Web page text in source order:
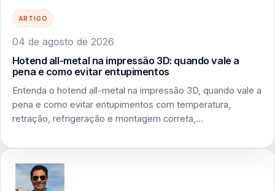
ARTIGO
04 de agosto de 2026
Hotend all-metal na impressão 3D: quando vale a
pena e como evitar entupimentos
Entenda o hotend all-metal na impressão 3D, quando vale a
pena e como evitar entupimentos com temperatura,
retração, refrigeração e montagem correta,…